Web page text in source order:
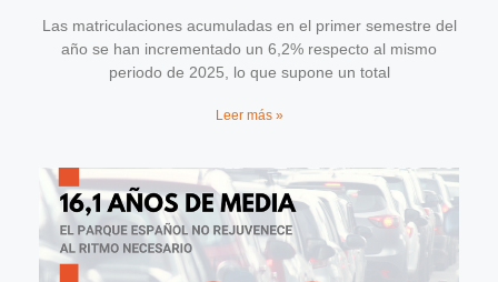
Las matriculaciones acumuladas en el primer semestre del
año se han incrementado un 6,2% respecto al mismo
periodo de 2025, lo que supone un total
Leer más »